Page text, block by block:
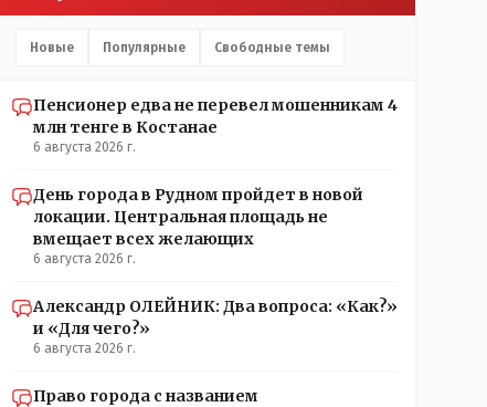
Новые Популярные Свободные темы
Пенсионер едва не перевел мошенникам 4
млн тенге в Костанае
6 августа 2026 г.
День города в Рудном пройдет в новой
локации. Центральная площадь не
вмещает всех желающих
6 августа 2026 г.
Александр ОЛЕЙНИК: Два вопроса: «Как?»
и «Для чего?»
6 августа 2026 г.
Право города с названием